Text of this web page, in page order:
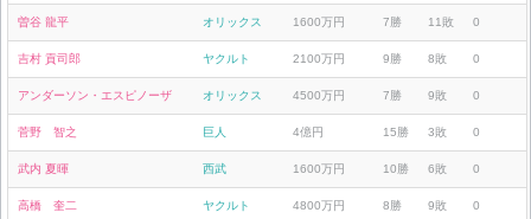
曽谷 龍平 オリックス 1600万円 7勝 11敗 0
吉村 貢司郎 ヤクルト 2100万円 9勝 8敗 0
アンダーソン・エスピノーザ オリックス 4500万円 7勝 9敗 0
菅野 智之 巨人 4億円 15勝 3敗 0
武内 夏暉 西武 1600万円 10勝 6敗 0
高橋 奎二 ヤクルト 4800万円 8勝 9敗 0